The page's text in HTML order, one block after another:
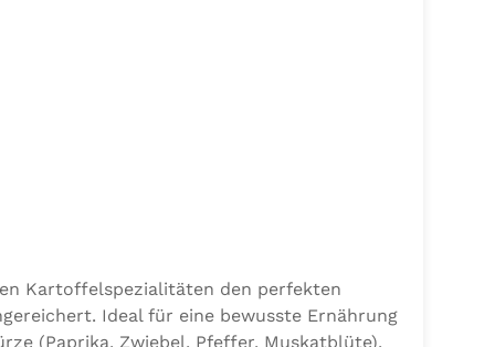
Kartoffelspezialitäten den perfekten
Ideal für eine bewusste Ernährung
(Paprika, Zwiebel, Pfeffer, Muskatblüte),